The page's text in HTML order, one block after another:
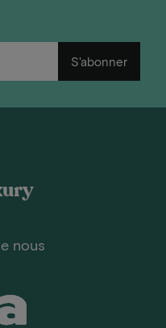
S'abonner
nous